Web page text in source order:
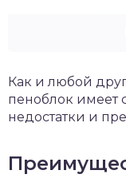
Как и любой
пеноблок имеет
недостатки и